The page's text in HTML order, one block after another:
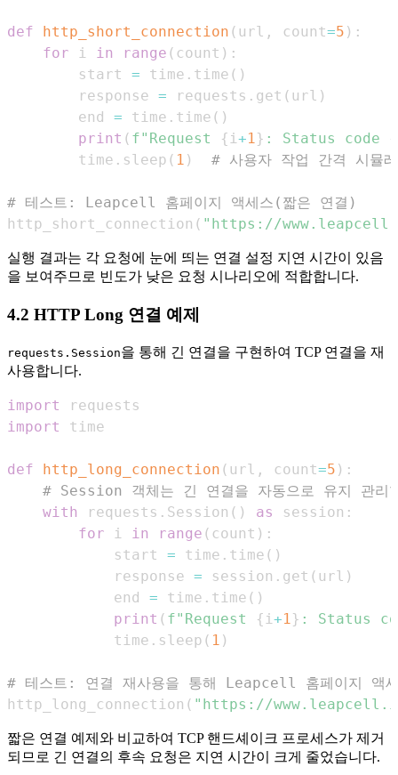
def http_short_connection ( url , count=5 ) :
for i in range ( count ) :
        start
= time . time ( )
        response
= requests . get ( url )
        end
= time . time ( )
print ( f"Request {i+1} : Status code
        time
. sleep ( 1 ) # 사용자 작업 간격 시뮬
# 테스트: Leapcell 홈페이지 액세스(짧은 연결)
http_short_connection ( "https://
실행 결과는 각 요청에 눈에 띄는 연결 설정 지연 시간이 있음
을 보여주므로 빈도가 낮은 요청 시나리오에 적합합니다.
4.2 HTTP Long 연결 예제
requests.Session을 통해 긴 연결을 구현하여 TCP 연결을 재
사용합니다.
import
import
def http_long_connection ( url , count=5 ) :
# Session 객체는 긴 연결을 자동으로 유지 관리
with
requests . Session ( ) as session :
for i in range ( count ) :
            start
= time . time ( )
            response
= session . get ( url )
            end
= time . time ( )
print ( f"Request { i +1 } : Status
            time
. sleep ( 1 )
# 테스트: 연결 재사용을 통해 Leapcell 홈페이지 액
http_long_connection ( "https://
짧은 연결 예제와 비교하여 TCP 핸드셰이크 프로세스가 제거
되므로 긴 연결의 후속 요청은 지연 시간이 크게 줄었습니다.